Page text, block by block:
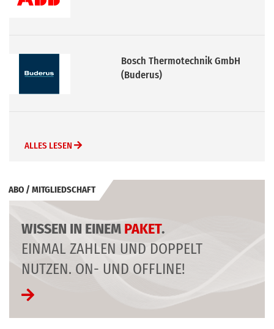
Bosch Thermotechnik GmbH
(Buderus)
ALLES LESEN
ABO / MITGLIEDSCHAFT
WISSEN IN EINEM PAKET.
EINMAL ZAHLEN UND DOPPELT
NUTZEN. ON- UND OFFLINE!